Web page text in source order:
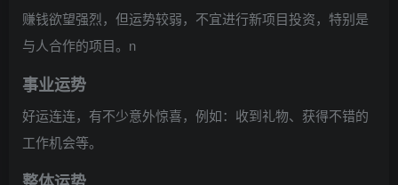
赚钱欲望强烈，但运势较弱，不宜进行新项目投资，特别是
与人合作的项目。n
事业运势
好运连连，有不少意外惊喜，例如：收到礼物、获得不错的
工作机会等。